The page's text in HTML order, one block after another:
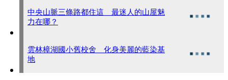
中央山脈三條路都住這 最迷人的山屋魅
力在哪？
雲林樟湖國小舊校舍 化身美麗的藍染基
地